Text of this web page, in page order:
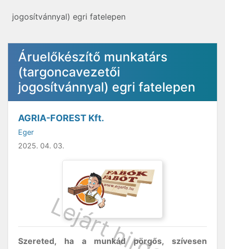
jogosítvánnyal) egri fatelepen
Áruelőkészítő munkatárs
(targoncavezetői
jogosítvánnyal) egri fatelepen
AGRIA-FOREST Kft.
Eger
2025. 04. 03.
Szereted, ha a munkád pörgős, szívesen